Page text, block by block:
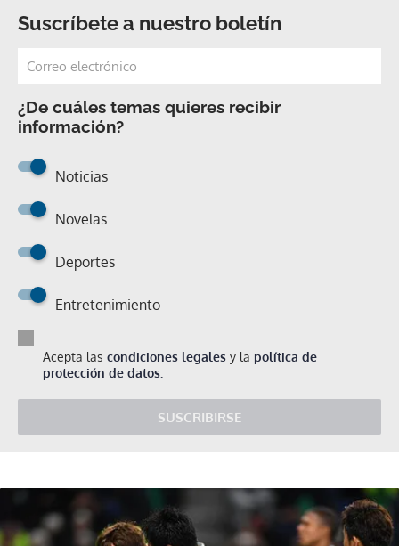
Suscríbete a nuestro boletín
¿De cuáles temas quieres recibir
información?
Noticias
Novelas
Deportes
Entretenimiento
Acepta las condiciones legales y la política de
protección de datos.
SUSCRIBIRSE